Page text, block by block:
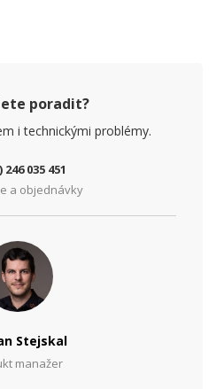
poradit?
i technickými problémy.
246 035 451
a objednávky
Stejskal
manažer